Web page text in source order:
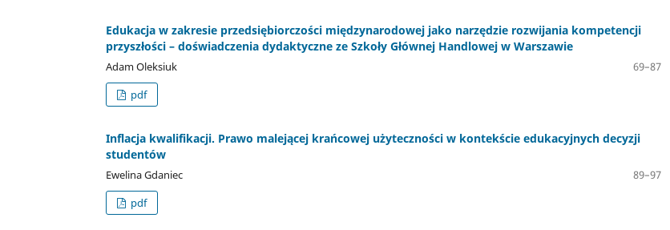
Edukacja w zakresie przedsiębiorczości międzynarodowej jako narzędzie rozwijania kompetencji
przyszłości – doświadczenia dydaktyczne ze Szkoły Głównej Handlowej w Warszawie
Adam Oleksiuk
69–87
pdf
Inflacja kwalifikacji. Prawo malejącej krańcowej użyteczności w kontekście edukacyjnych decyzji
studentów
Ewelina Gdaniec
89–97
pdf